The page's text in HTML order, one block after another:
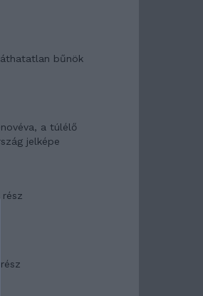
bűnök
a túlélő
jelképe
rész
rész